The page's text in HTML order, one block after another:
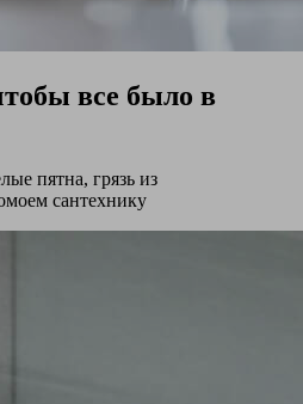
все было в
пятна, грязь из
сантехнику